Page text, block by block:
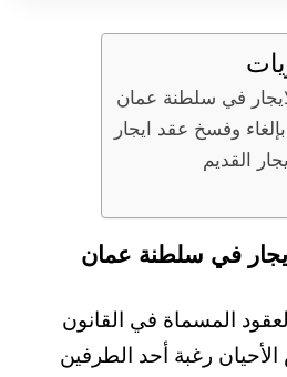
في سلطنة عمان
وفسخ عقد ايجار
القديم
في سلطنة عمان
المسماة في القانون
رغبة أحد الطرفين